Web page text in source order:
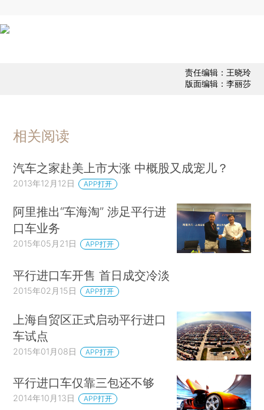
责任编辑：王晓玲
版面编辑：李丽莎
相关阅读
汽车之家赴美上市大涨 中概股又成宠儿？
2013年12月12日 APP打开
阿里推出“车海淘” 涉足平行进
口车业务
2015年05月21日 APP打开
平行进口车开售 首日成交冷淡
2015年02月15日 APP打开
上海自贸区正式启动平行进口
车试点
2015年01月08日 APP打开
平行进口车仅靠三包还不够
2014年10月13日 APP打开